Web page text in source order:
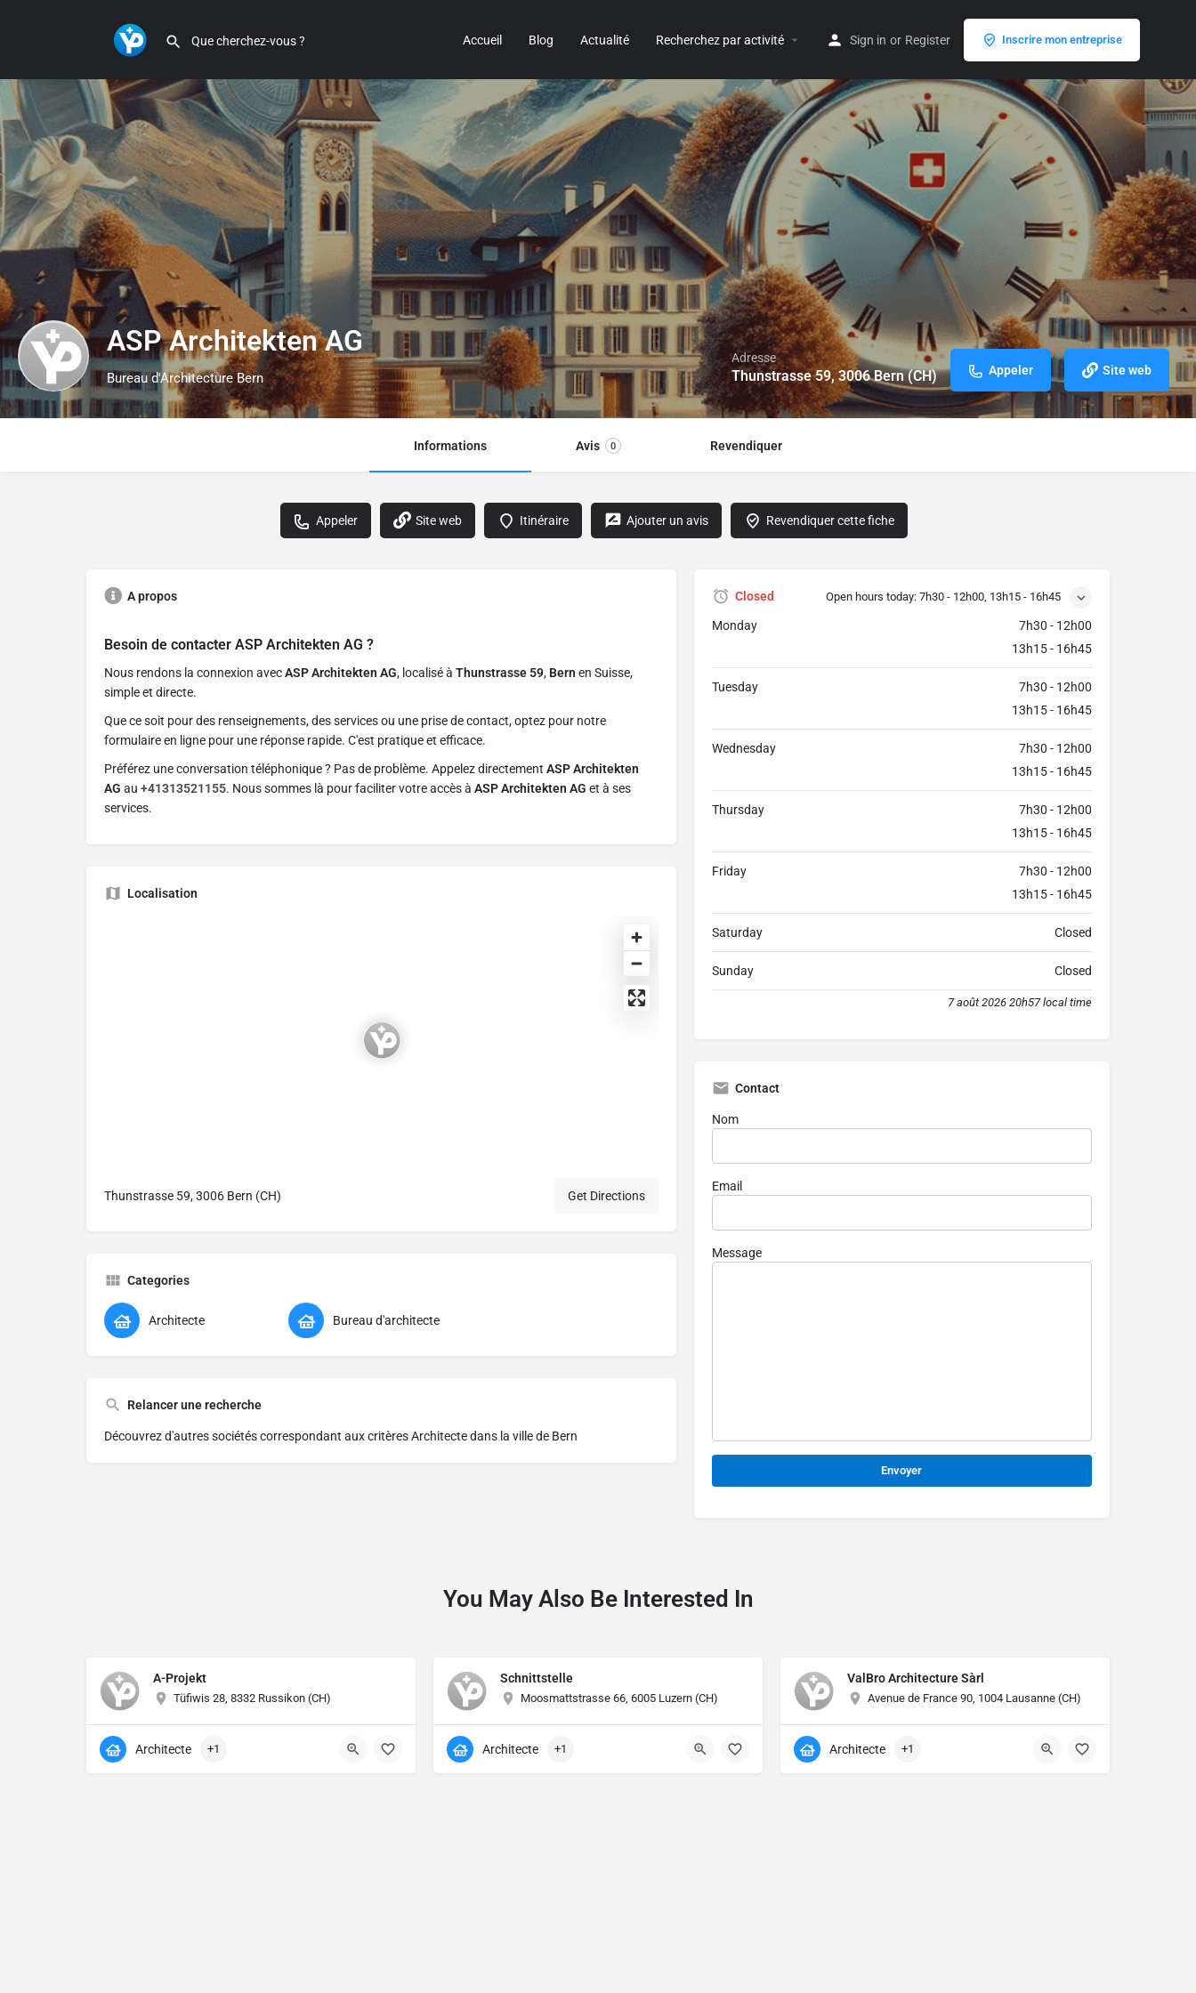
Accueil Blog Actualité Recherchez par activité Sign in or Register Inscrire mon entreprise
ASP Architekten AG
Bureau d'Architecture Bern
Adresse
Thunstrasse 59, 3006 Bern (CH) Appeler Site web
Informations Avis 0 Revendiquer
Appeler Site web Itinéraire Ajouter un avis Revendiquer cette fiche
A propos
Besoin de contacter ASP Architekten AG ?
Nous rendons la connexion avecASP Architekten AG, localisé à Thunstrasse 59, Bern en Suisse,
simple et directe.
Que ce soit pour des renseignements, des services ou une prise de contact, optez pour notre
formulaire en ligne pour une réponse rapide. C'est pratique et efficace.
Préférez une conversation téléphonique ? Pas de problème. Appelez directement ASP Architekten
AG au +41313521155. Nous sommes là pour faciliter votre accès à ASP Architekten AG et à ses
services.
Localisation
Thunstrasse 59, 3006 Bern (CH) Get Directions
Categories
Architecte Bureau d'architecte
Relancer une recherche
Découvrez d'autres sociétés correspondant aux critèresArchitecte dans la ville de Bern
Closed Open hours today: 7h30 - 12h00, 13h15 - 16h45
Monday
7h30 - 12h00
13h15 - 16h45
Tuesday
7h30 - 12h00
13h15 - 16h45
Wednesday
7h30 - 12h00
13h15 - 16h45
Thursday
7h30 - 12h00
13h15 - 16h45
Friday
7h30 - 12h00
13h15 - 16h45
Saturday Closed
Sunday Closed
7 août 2026 20h57 local time
Contact
Nom
Email
Message
You May Also Be Interested In
A-Projekt
Tüfiwis 28, 8332 Russikon (CH)
Architecte +1
Schnittstelle
Moosmattstrasse 66, 6005 Luzern (CH)
Architecte +1
ValBro Architecture Sàrl
Avenue de France 90, 1004 Lausanne (CH)
Architecte +1